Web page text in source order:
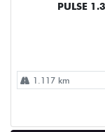
PULSE
1.117 km